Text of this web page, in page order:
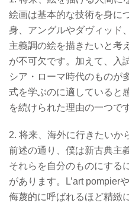
絵画は基本的な技術を身に
身、アングルやダヴィッド
主義調の絵を描きたいと考
が不可欠です。加えて、入
シア・ローマ時代のものが
式を学ぶのに適していると
を続けられた理由の一つで
2. 将来、海外に行きたいか
前述の通り、僕は新古典主
それらを自分のものにする
があります。L’art pompier
侮蔑的に呼ばれるほど精緻